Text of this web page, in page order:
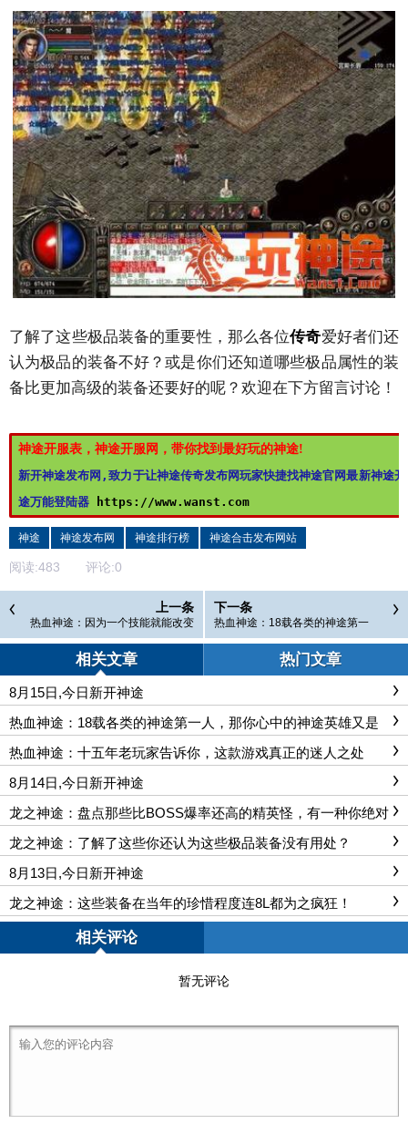
了解了这些极品装备的重要性，那么各位传奇爱好者们还
认为极品的装备不好？或是你们还知道哪些极品属性的装
备比更加高级的装备还要好的呢？欢迎在下方留言讨论！
神途开服表，神途开服网，带你找到最好玩的神途!
新开神途发布网,致力于让神途传奇发布网玩家快捷找神途官网最新神途
途万能登陆器
https://www.wanst.com
神途 神途发布网 神途排行榜 神途合击发布网站
阅读:483 评论:0
上一条
热血神途：因为一个技能就能改变
下一条
热血神途：18载各类的神途第一
相关文章 热门文章
8月15日,今日新开神途
热血神途：18载各类的神途第一人，那你心中的神途英雄又是
谁
热血神途：十五年老玩家告诉你，这款游戏真正的迷人之处
8月14日,今日新开神途
龙之神途：盘点那些比BOSS爆率还高的精英怪，有一种你绝对
想不到
龙之神途：了解了这些你还认为这些极品装备没有用处？
8月13日,今日新开神途
龙之神途：这些装备在当年的珍惜程度连8L都为之疯狂！
相关评论
暂无评论